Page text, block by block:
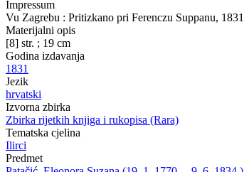
Impressum
Vu Zagrebu : Pritizkano pri Ferenczu Suppanu, 1831
Materijalni opis
[8] str. ; 19 cm
Godina izdavanja
1831
Jezik
hrvatski
Izvorna zbirka
Zbirka rijetkih knjiga i rukopisa (Rara)
Tematska cjelina
Ilirci
Predmet